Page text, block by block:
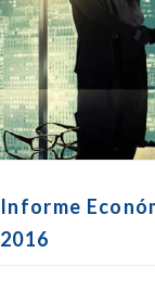
Informe
2016